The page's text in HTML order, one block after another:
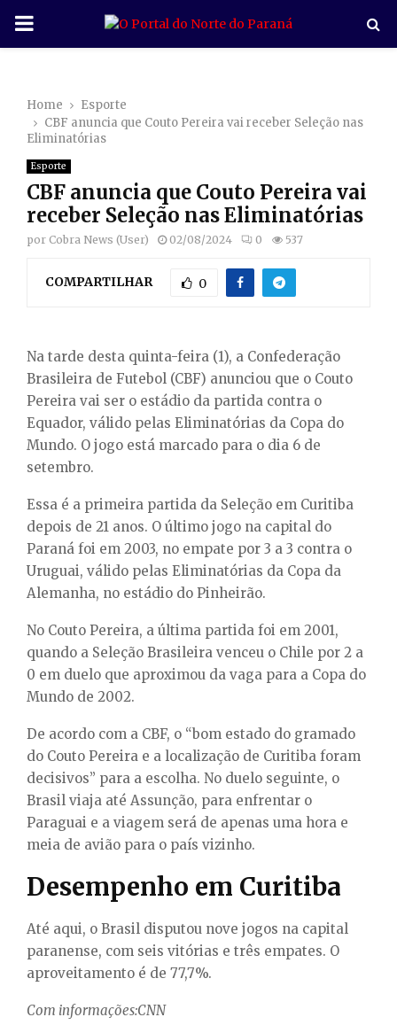
P
M
A
M
E
N
U
Home
Esporte
CBF anuncia que Couto Pereira vai receber Seleção nas
Eliminatórias
Esporte
CBF anuncia que Couto Pereira vai
receber Seleção nas Eliminatórias
por Cobra News (User) 02/08/2024 0 537
COMPARTILHAR 0
Na tarde desta quinta-feira (1), a Confederação
Brasileira de Futebol (CBF) anunciou que o Couto
Pereira vai ser o estádio da partida contra o
Equador, válido pelas Eliminatórias da Copa do
Mundo. O jogo está marcado para o dia 6 de
setembro.
Essa é a primeira partida da Seleção em Curitiba
depois de 21 anos. O último jogo na capital do
Paraná foi em 2003, no empate por 3 a 3 contra o
Uruguai, válido pelas Eliminatórias da Copa da
Alemanha, no estádio do Pinheirão.
No Couto Pereira, a última partida foi em 2001,
quando a Seleção Brasileira venceu o Chile por 2 a
0 em duelo que aproximou da vaga para a Copa do
Mundo de 2002.
De acordo com a CBF, o “bom estado do gramado
do Couto Pereira e a localização de Curitiba foram
decisivos” para a escolha. No duelo seguinte, o
Brasil viaja até Assunção, para enfrentar o
Paraguai e a viagem será de apenas uma hora e
meia de avião para o país vizinho.
Desempenho em Curitiba
Até aqui, o Brasil disputou nove jogos na capital
paranense, com seis vitórias e três empates. O
aproveitamento é de 77,7%.
Com informações:CNN